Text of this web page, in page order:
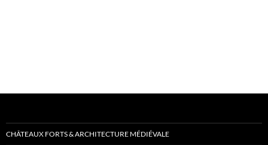
CHÂTEAUX FORTS & ARCHITECTURE MÉDIÉVALE